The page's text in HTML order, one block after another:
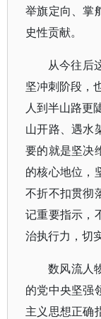
举旗定向、掌
史性贡献。
从今往后
坚冲刺阶段，
人到半山路更
山开路、遇水
要的就是坚决
的核心地位，
不折不扣贯彻
记重要指示，
治执行力，切
数风流人
的党中央坚强
主义思想正确